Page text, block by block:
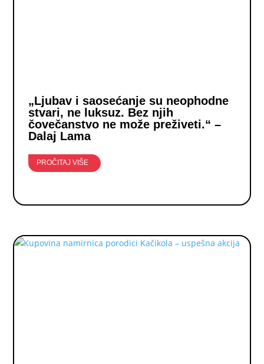
„Ljubav i saosećanje su neophodne
stvari, ne luksuz. Bez njih
čovečanstvo ne može preživeti.“ –
Dalaj Lama
PROČITAJ VIŠE